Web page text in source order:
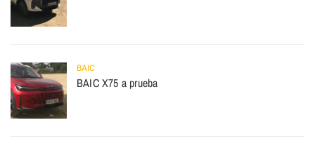
BAIC
BAIC X75 a prueba